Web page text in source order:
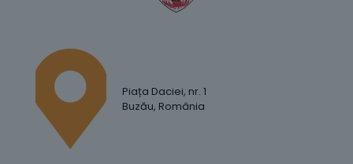
Piața Daciei, nr. 1
Buzău, România